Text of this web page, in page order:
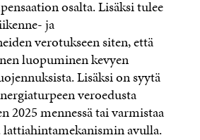
osalta. Lisäksi tulee
ja
verotukseen siten, että
luopuminen kevyen
Lisäksi on syytä
veroedusta
2025 mennessä tai varmistaa
lattiahintamekanismin avulla.